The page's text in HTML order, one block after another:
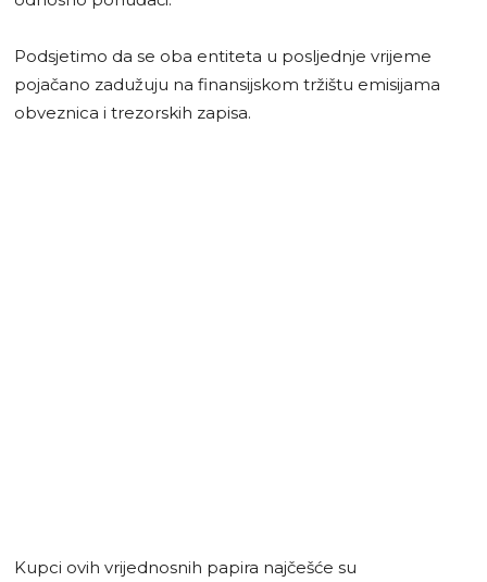
Podsjetimo da se oba entiteta u posljednje vrijeme
pojačano zadužuju na finansijskom tržištu emisijama
obveznica i trezorskih zapisa.
Kupci ovih vrijednosnih papira najčešće su